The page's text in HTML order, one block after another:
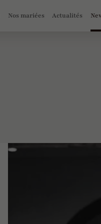
Nos mariées Actualités